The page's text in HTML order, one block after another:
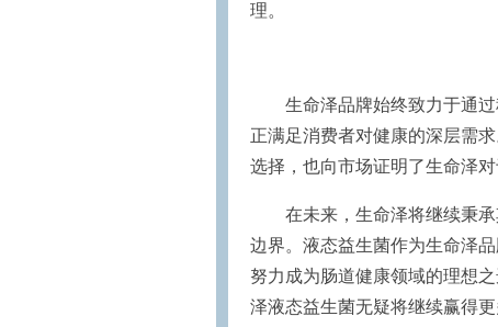
理。
生命泽品牌始终致力于通
正满足消费者对健康的深层需
选择，也向市场证明了生命泽
在未来，生命泽将继续秉
边界。液态益生菌作为生命泽
努力成为肠道健康领域的理想
泽液态益生菌无疑将继续赢得